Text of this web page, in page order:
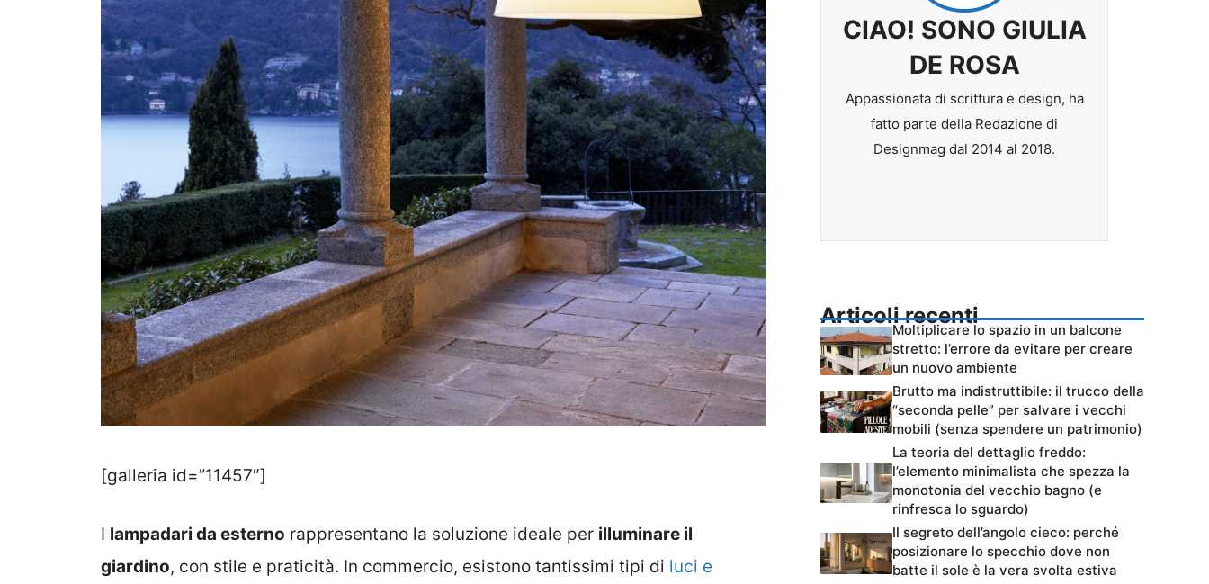
[galleria id=”11457″]
I lampadari da esterno rappresentano la soluzione ideale per illuminare il
giardino, con stile e praticità. In commercio, esistono tantissimi tipi di luci e
CIAO! SONO GIULIA
DE ROSA
Appassionata di scrittura e design, ha
fatto parte della Redazione di
Designmag dal 2014 al 2018.
Articoli recenti
Moltiplicare lo spazio in un balcone
stretto: l’errore da evitare per creare
un nuovo ambiente
Brutto ma indistruttibile: il trucco della
“seconda pelle” per salvare i vecchi
mobili (senza spendere un patrimonio)
La teoria del dettaglio freddo:
l’elemento minimalista che spezza la
monotonia del vecchio bagno (e
rinfresca lo sguardo)
Il segreto dell’angolo cieco: perché
posizionare lo specchio dove non
batte il sole è la vera svolta estiva